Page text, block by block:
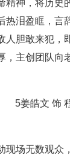
精神，将历史
泪盈眶，言
胆敢来犯，
，主创团队向
现场无数观众